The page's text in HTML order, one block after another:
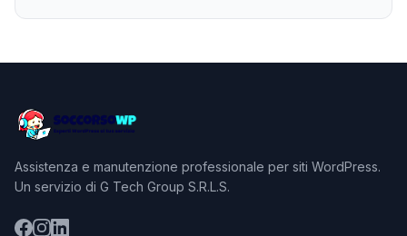
Assistenza e manutenzione professionale per siti WordPress.
Un servizio di G Tech Group S.R.L.S.